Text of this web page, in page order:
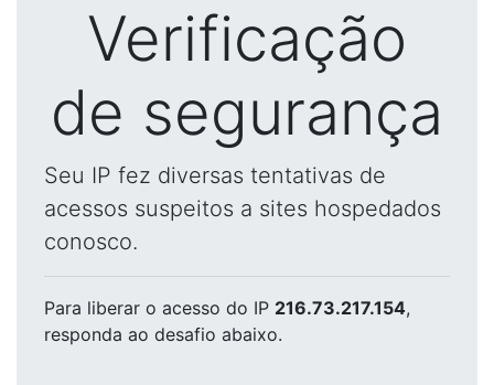
Verificação
de segurança
Seu IP fez diversas tentativas de
acessos suspeitos a sites hospedados
conosco.
Para liberar o acesso do IP 216.73.217.154,
responda ao desafio abaixo.